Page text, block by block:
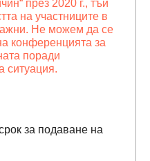
през 2020 г., тъй
на участниците в
Не можем да се
конференцията за
поради
ситуация.
за подаване на